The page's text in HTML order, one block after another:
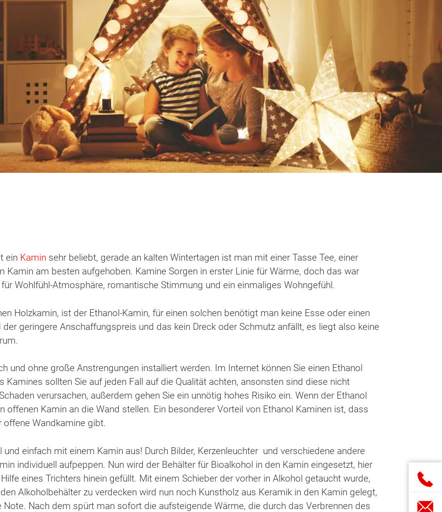
ein Kamin sehr beliebt, gerade an kalten Wintertagen ist man mit einer Tasse Tee, einer
Kamin am besten aufgehoben. Kamine Sorgen in erster Linie für Wärme, doch das war
Wohlfühl-Atmosphäre, romantische Stimmung und ein einmaliges Wohngefühl.
Holzkamin, ist der Ethanol-Kamin, für einen solchen benötigt man keine Esse oder einen
geringere Anschaffungspreis und das kein Dreck oder Schmutz anfällt, es liegt also keine
und ohne große Anstrengungen installiert werden. Im Internet können Sie einen Ethanol
Kamines sollten Sie auf jeden Fall auf die Qualität achten, ansonsten sind diese nicht
verursachen, außerdem gehen Sie ein unnötig hohes Risiko ein. Wenn der Ethanol
offenen Kamin an die Wand stellen. Ein besonderer Vorteil von Ethanol Kaminen ist, dass
offene Wandkamine gibt.
einfach mit einem Kamin aus! Durch Bilder, Kerzenleuchter und verschiedene andere
individuell aufpeppen. Nun wird der Behälter für Bioalkohol in den Kamin eingesetzt, hier
eines Trichters hinein gefüllt. Mit einem Schieber der vorher in Alkohol getaucht wurde,
Alkoholbehälter zu verdecken wird nun noch Kunstholz aus Keramik in den Kamin gelegt,
Nach dem spürt man sofort die aufsteigende Wärme, die durch das Verbrennen des